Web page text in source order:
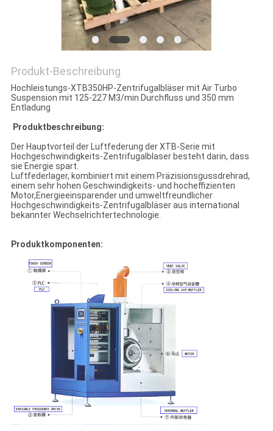
PRIVACY
Produkt-Beschreibung
Hochleistungs-XTB350HP-Zentrifugalbläser mit Air Turbo
Suspension mit 125-227 M3/min Durchfluss und 350 mm
Entladung
Produktbeschreibung:
Der Hauptvorteil der Luftfederung der XTB-Serie mit
Hochgeschwindigkeits-Zentrifugalblaser besteht darin, dass
sie Energie spart.
Luftfederlager, kombiniert mit einem Präzisionsgussdrehrad,
einem sehr hohen Geschwindigkeits- und hocheffizienten
Motor,Energieeinsparender und umweltfreundlicher
Hochgeschwindigkeits-Zentrifugalbläser aus international
bekannter Wechselrichtertechnologie.
Produktkomponenten: